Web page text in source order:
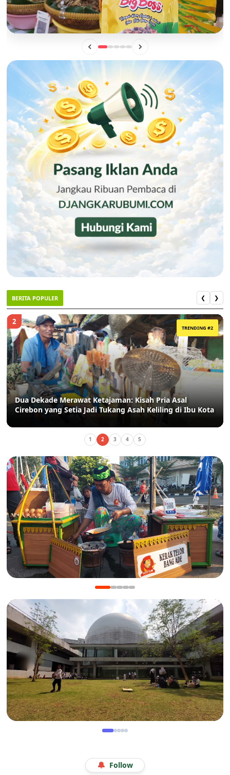
Mengintip Manisnya Peluang Usaha "Pisang Sale Big Boss",
Camilan Lokal yang Siap Naik Kelas
BERITA POPULER ❮ ❯
2
TRENDING #2
Dua Dekade Merawat Ketajaman: Kisah Pria Asal
Cirebon yang Setia Jadi Tukang Asah Keliling di Ibu Kota
1 2 3 4 5
Manis Gurih Jakarta Festival Sukapura: Menikmati
Legenda 18 Tahun Kerak Telor Bang Ade
Menjelajah Angkasa di Kala Libur Sekolah: Serunya
Eduwisata Edukatif di Planetarium Jakarta
🔔 Follow